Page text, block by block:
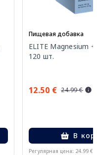
Пищевая добавка
ELITE Magnesium
120 шт.
12.50 € 24.99 €
В
Регулярная цена: 24.99 €